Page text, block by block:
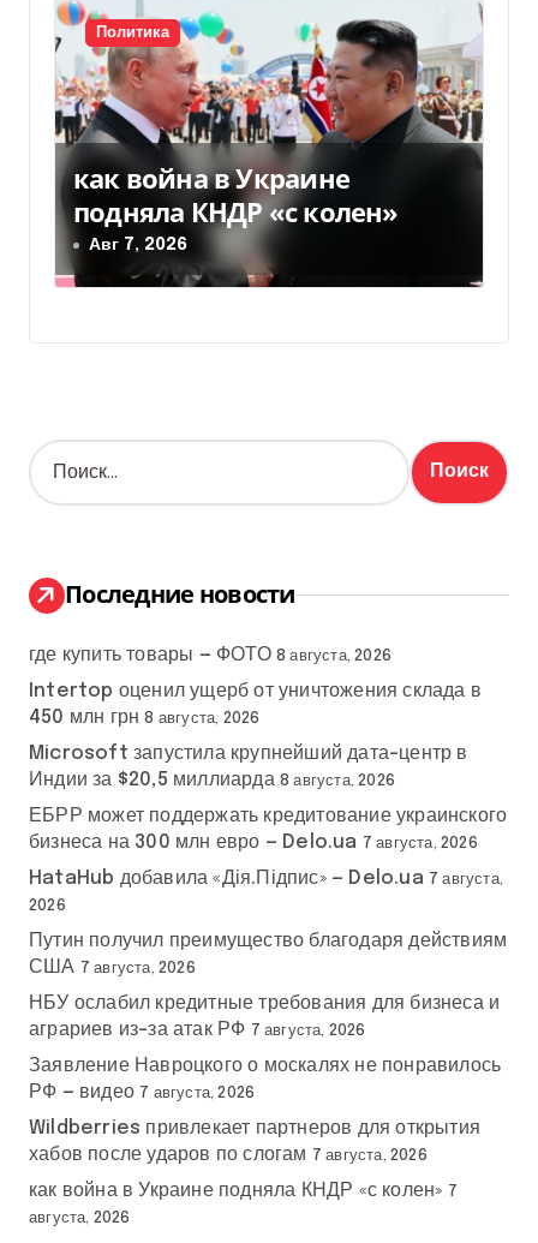
Политика
как война в Украине
подняла КНДР «с колен»
Авг 7, 2026
Н
а
:
Последние новости
где купить товары — ФОТО 8 августа, 2026
Intertop оценил ущерб от уничтожения склада в
450 млн грн 8 августа, 2026
Microsoft запустила крупнейший дата-центр в
Индии за $20,5 миллиарда 8 августа, 2026
ЕБРР может поддержать кредитование украинского
бизнеса на 300 млн евро — Delo.ua 7 августа, 2026
HataHub добавила «Дія.Підпис» — Delo.ua 7 августа,
2026
Путин получил преимущество благодаря действиям
США 7 августа, 2026
НБУ ослабил кредитные требования для бизнеса и
аграриев из-за атак РФ 7 августа, 2026
Заявление Навроцкого о москалях не понравилось
РФ — видео 7 августа, 2026
Wildberries привлекает партнеров для открытия
хабов после ударов по слогам 7 августа, 2026
как война в Украине подняла КНДР «с колен» 7
августа, 2026